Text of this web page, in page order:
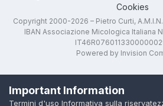
Cookies
Copyright 2000-2026 – Pietro Curti,
IBAN Associazione Micologica Italiana
Powered by Invision
Important Information
Termini d'uso Informativa sulla